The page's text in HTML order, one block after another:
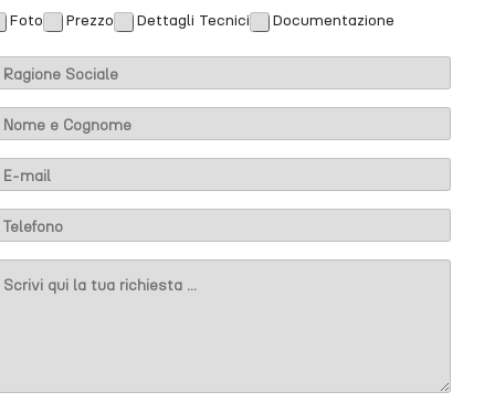
Foto Prezzo Dettagli Tecnici Documentazione